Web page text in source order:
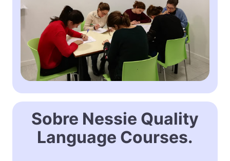
Sobre Nessie Quality
Language Courses.